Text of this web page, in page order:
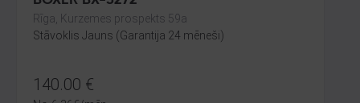
Rīga, Kurzemes prospekts 59a
Stāvoklis Jauns (Garantija 24 mēneši)
140.00 €